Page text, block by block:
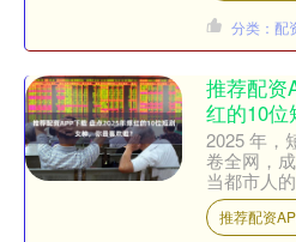
分类：配
推荐配资
红的10位
2025 年，
卷全网，
当都市人
隙、睡前
剧的慢节奏
推荐配资